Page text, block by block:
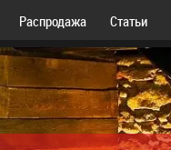
Распродажа Статьи